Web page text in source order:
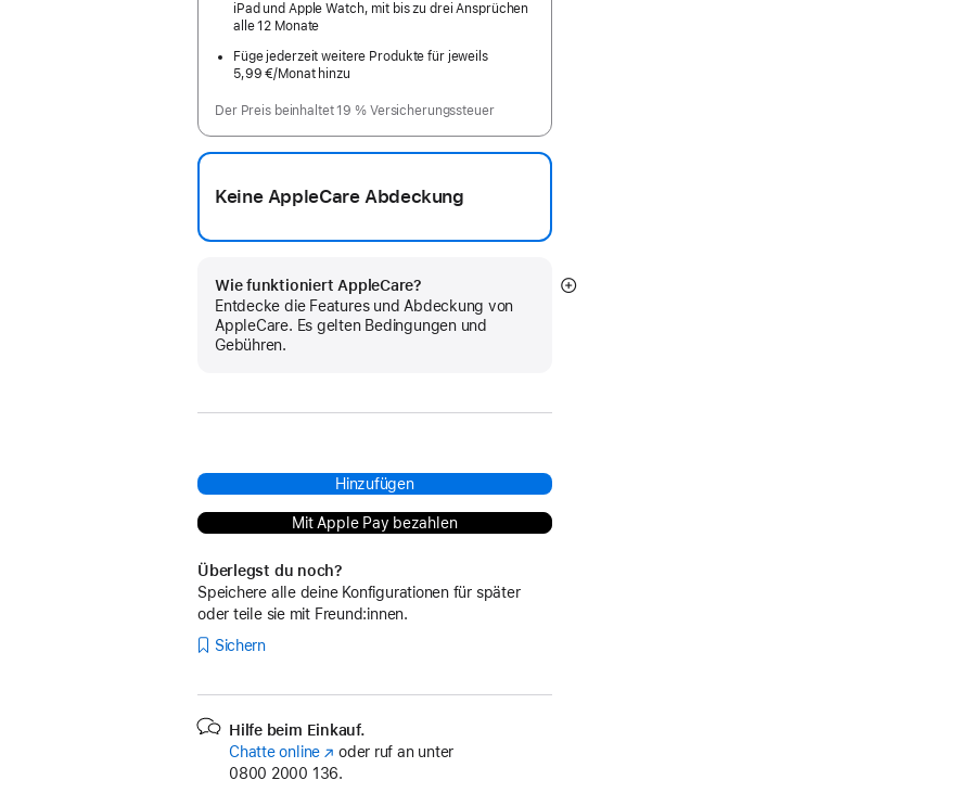
iPad und Apple Watch, mit bis zu drei Ansprüchen
alle 12 Monate
Füge jederzeit weitere Produkte für jeweils
5,99 €/Monat hinzu
Der Preis beinhaltet 19 % Versicherungssteuer
Keine AppleCare Abdeckung
Wie funktioniert AppleCare?
Entdecke die Features und Abdeckung von
AppleCare. Es gelten Bedingungen und
Gebühren.
Mehr
Hinzufügen
Mit Apple Pay bezahlen
Überlegst du noch?
Speichere alle deine Konfigurationen für später
oder teile sie mit Freund:innen.
Sichern
Hilfe beim Einkauf.
Chatte online (Öffnet
ein
oder ruf an unter
0800 2000 136.